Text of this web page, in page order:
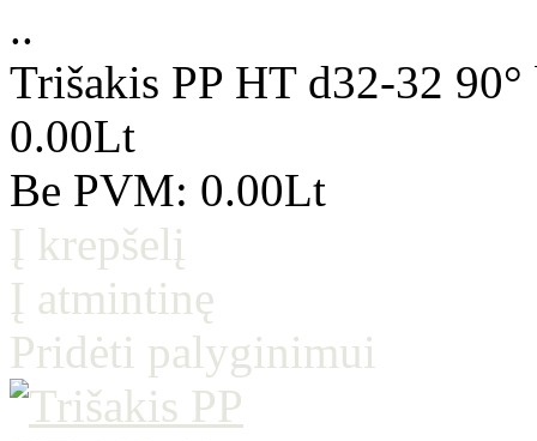
..
Trišakis PP HT d32-32 90°
0.00Lt
Be PVM: 0.00Lt
Į krepšelį
Į atmintinę
Pridėti palyginimui